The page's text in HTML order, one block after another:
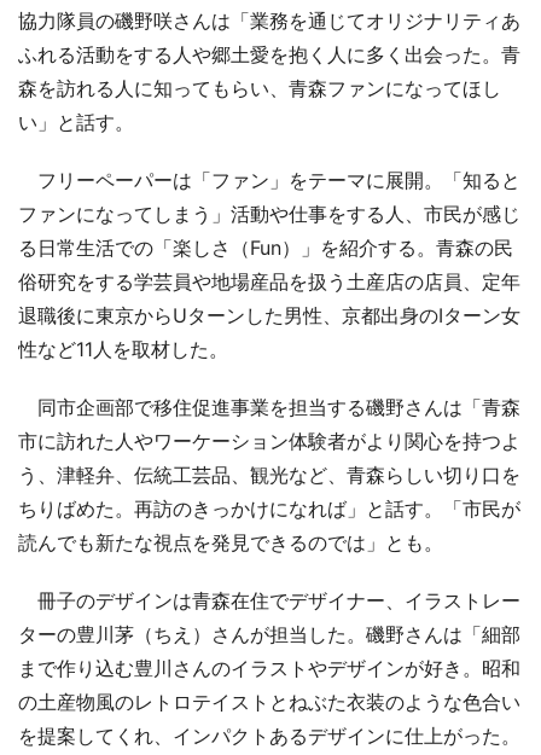
協力隊員の磯野咲さんは「業務を通じてオリジナリティあ
ふれる活動をする人や郷土愛を抱く人に多く出会った。青
森を訪れる人に知ってもらい、青森ファンになってほし
い」と話す。
フリーペーパーは「ファン」をテーマに展開。「知ると
ファンになってしまう」活動や仕事をする人、市民が感じ
る日常生活での「楽しさ（Fun）」を紹介する。青森の民
俗研究をする学芸員や地場産品を扱う土産店の店員、定年
退職後に東京からUターンした男性、京都出身のIターン女
性など11人を取材した。
同市企画部で移住促進事業を担当する磯野さんは「青森
市に訪れた人やワーケーション体験者がより関心を持つよ
う、津軽弁、伝統工芸品、観光など、青森らしい切り口を
ちりばめた。再訪のきっかけになれば」と話す。「市民が
読んでも新たな視点を発見できるのでは」とも。
冊子のデザインは青森在住でデザイナー、イラストレー
ターの豊川茅（ちえ）さんが担当した。磯野さんは「細部
まで作り込む豊川さんのイラストやデザインが好き。昭和
の土産物風のレトロテイストとねぶた衣装のような色合い
を提案してくれ、インパクトあるデザインに仕上がった。